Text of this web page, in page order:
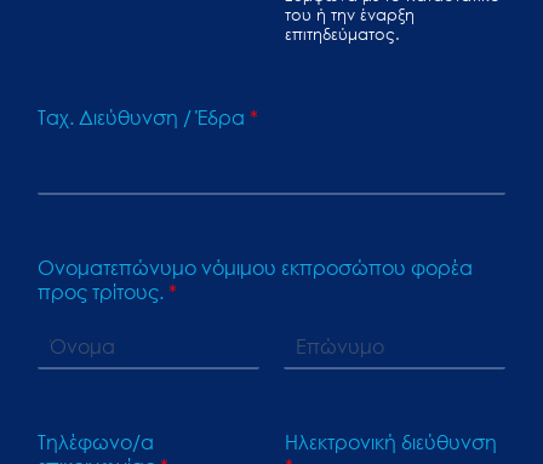
του ή την έναρξη
επιτηδεύματος.
Ταχ. Διεύθυνση / Έδρα *
Ονοματεπώνυμο νόμιμου εκπροσώπου φορέα
προς τρίτους.*
Τηλέφωνο/α
Ηλεκτρονική διεύθυνση